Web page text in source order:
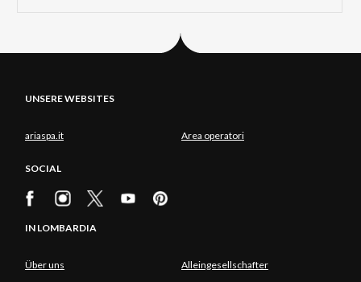
UNSERE WEBSITES
ariaspa.it Area operatori
SOCIAL
IN LOMBARDIA
Über uns Alleingesellschafter